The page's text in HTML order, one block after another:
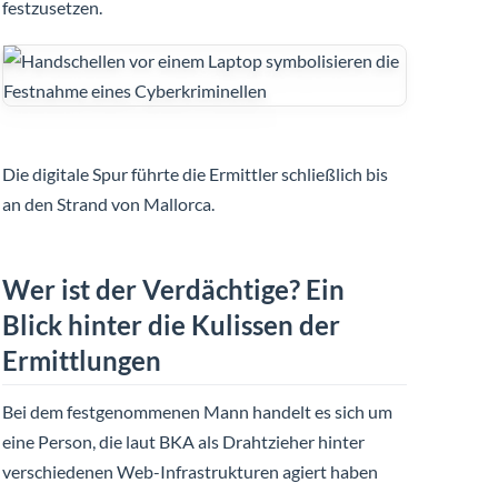
festzusetzen.
Die digitale Spur führte die Ermittler schließlich bis
an den Strand von Mallorca.
Wer ist der Verdächtige? Ein
Blick hinter die Kulissen der
Ermittlungen
Bei dem festgenommenen Mann handelt es sich um
eine Person, die laut BKA als Drahtzieher hinter
verschiedenen Web-Infrastrukturen agiert haben